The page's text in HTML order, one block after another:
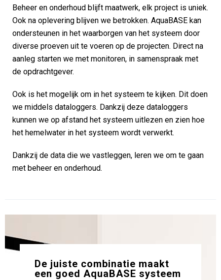
Beheer en onderhoud blijft maatwerk, elk project is uniek.
Ook na oplevering blijven we betrokken. AquaBASE kan
ondersteunen in het waarborgen van het systeem door
diverse proeven uit te voeren op de projecten. Direct na
aanleg starten we met monitoren, in samenspraak met
de opdrachtgever.
Ook is het mogelijk om in het systeem te kijken. Dit doen
we middels dataloggers. Dankzij deze dataloggers
kunnen we op afstand het systeem uitlezen en zien hoe
het hemelwater in het systeem wordt verwerkt.
Dankzij de data die we vastleggen, leren we om te gaan
met beheer en onderhoud.
De juiste combinatie maakt
een goed AquaBASE systeem